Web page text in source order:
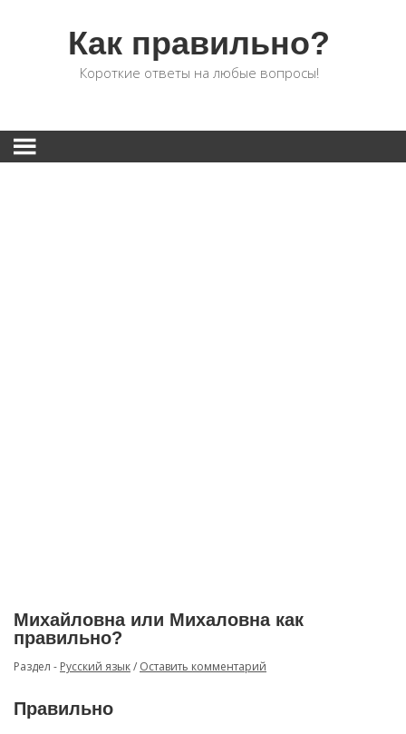
Как правильно?
Короткие ответы на любые вопросы!
Михайловна или Михаловна как
правильно?
Раздел - Русский язык/ Оставить комментарий
Правильно